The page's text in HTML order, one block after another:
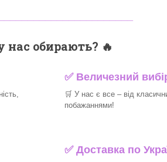
нас обирають? 🔥
✅ Величезний
🛒 У нас є все – від
побажаннями!​
✅Доставка по